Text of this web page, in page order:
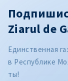
Ziarul de
Единственная
в Республике
ты!